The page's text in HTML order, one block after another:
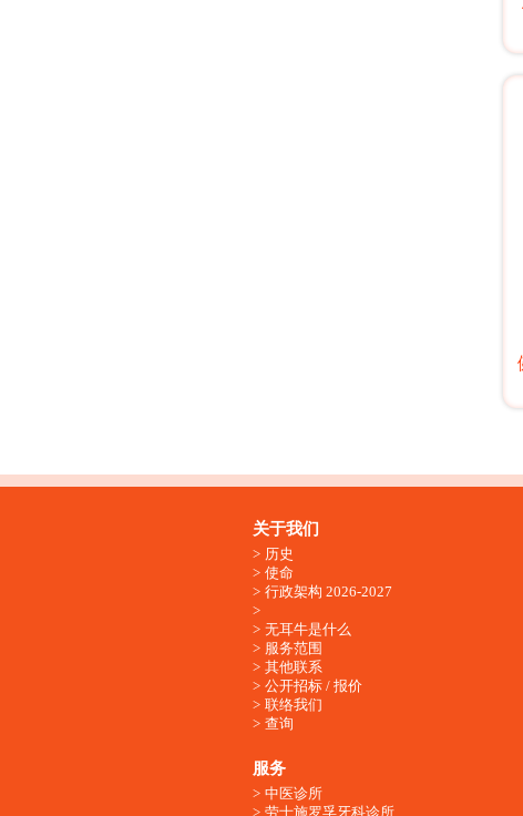
关于我们
历史
使命
行政架构 2026-2027
无耳牛是什么
服务范围
其他联系
公开招标 / 报价
联络我们
查询
服务
中医诊所
劳士施罗孚牙科诊所